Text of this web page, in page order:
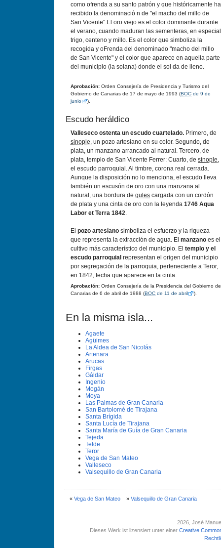
como ofrenda a su santo patrón y que históricamente ha
recibido la denominació n de "el macho del millo de
San Vicente".El oro viejo es el color dominante durante
el verano, cuando maduran las sementeras, en especial
trigo, centeno y millo. Es el color que simboliza la
recogida y oFrenda del denominado "macho del millo
de San Vicente" y el color que aparece en aquella parte
del municipio (la solana) donde el sol da de lleno.
Aprobación: Orden Consejerí­a de Presidencia y Turismo del
Gobierno de Canarias de 17 de mayo de 1993 (BOC de 9 de
junio
).
Escudo heráldico
Valleseco ostenta un escudo cuartelado. Primero, de
sinople, un pozo artesiano en su color. Segundo, de
plata, un manzano arrancado al natural. Tercero, de
plata, templo de San Vicente Ferrer: Cuarto, de sinople,
el escudo parroquial. Al timbre, corona real cerrada.
Aunque la disposición no lo menciona, el escudo lleva
también un escusón de oro con una manzana al
natural, una bordura de gules cargada con un cordón
de plata y una cinta de oro con la leyenda 1746 Aqua
Labor et Terra 1842.
El pozo artesiano simboliza el esfuerzo y la riqueza
que representa la extracción de agua. El manzano es el
cultivo más caracterí­stico del municipio. El templo y el
escudo parroquial representan el origen del municipio
por segregación de la parroquia, perteneciente a Teror,
en 1842, fecha que aparece en la cinta.
Aprobación: Orden Consejerí­a de la Presidencia del Gobierno de
Canarias de 6 de abril de 1988 (BOC de 11 de abril ).
En la misma isla...
Agaete
Agüimes
La Aldea de San Nicolás
Artenara
Arucas
Firgas
Gáldar
Ingenio
Mogán
Moya
Las Palmas de Gran Canaria
San Bartolomé de Tirajana
Santa Brí­gida
Santa Lucí­a de Tirajana
Santa Marí­a de Guí­a de Gran Canaria
Tejeda
Telde
Teror
Vega de San Mateo
Valleseco
Valsequillo de Gran Canaria
« Vega de San Mateo» Valsequillo de Gran Canaria
2026 , José
Dieses Werk ist lizensiert unter einer Creative